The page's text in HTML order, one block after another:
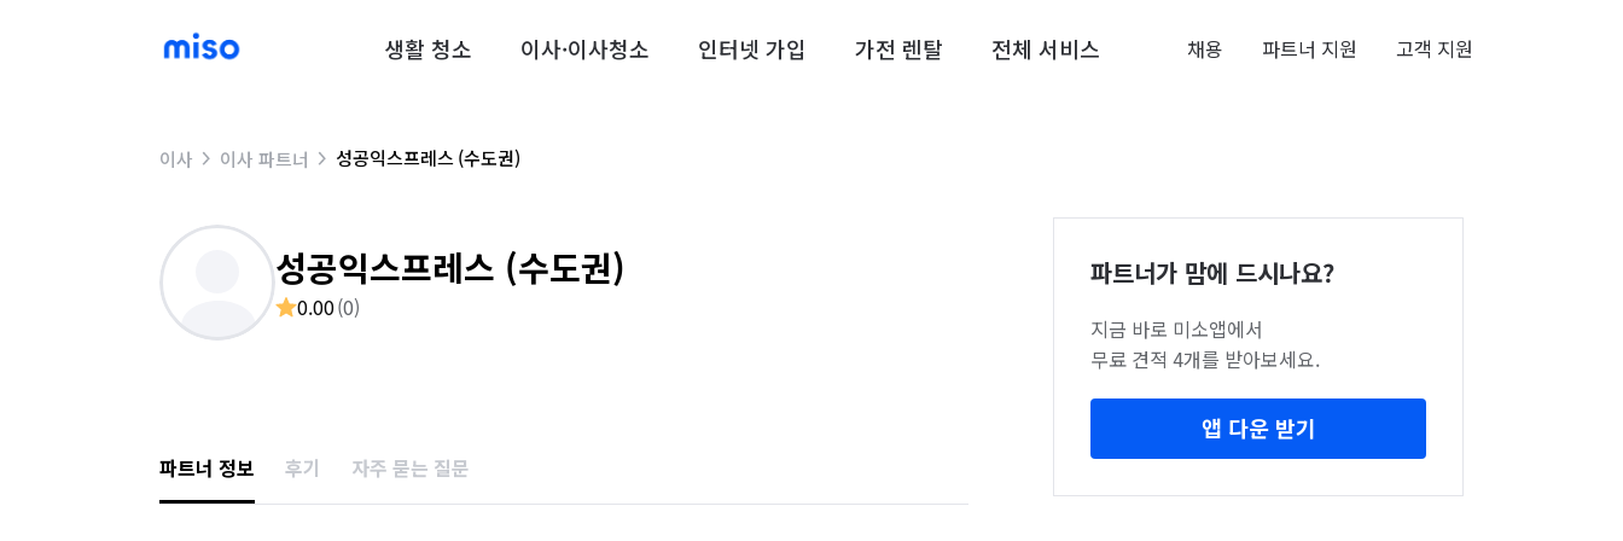
생활 청소 이사·이사청소 인터넷 가입 가전 렌탈 전체 서비스 채용 파트너 지원 고객 지원
이사 이사 파트너 성공익스프레스 (수도권)
성공익스프레스 (수도권)
0.00(0)
파트너 정보 후기 자주 묻는 질문
파트너가 맘에 드시나요?
지금 바로 미소앱에서
무료 견적 4개를 받아보세요.
앱 다운 받기